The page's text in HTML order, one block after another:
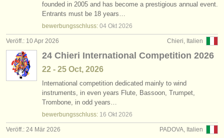
rss feeds
nachrichten in der klassischen musik
verlage:
anzeige veröffentlichen
find out about ourATS
faq
einloggen
founded in 2005 and has become a prestigious annual event.
Entrants must be 18 years…
bewerbungsschluss: 04 Okt 2026
Chieri, Italien
Veröff.: 10 Apr 2026
24 Chieri International Competition 2026
22 - 25 Oct, 2026
International competition dedicated mainly to wind
instruments, in even years Flute, Bassoon, Trumpet,
Trombone, in odd years…
bewerbungsschluss: 16 Okt 2026
PADOVA, Italien
Veröff.: 24 Mär 2026